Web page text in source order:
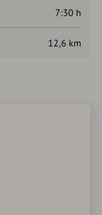
7:30 h
12,6 km